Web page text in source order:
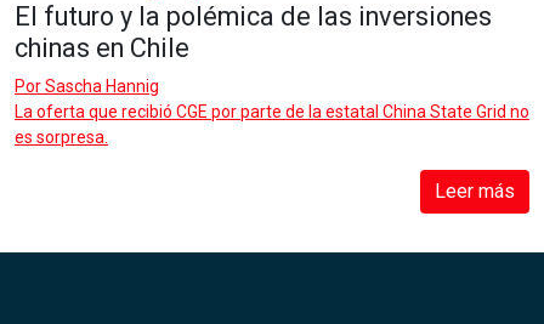
El futuro y la polémica de las inversiones
chinas en Chile
PorSascha Hannig
La oferta que recibió CGE por parte de la estatal China State Grid no
es sorpresa.
Leer más